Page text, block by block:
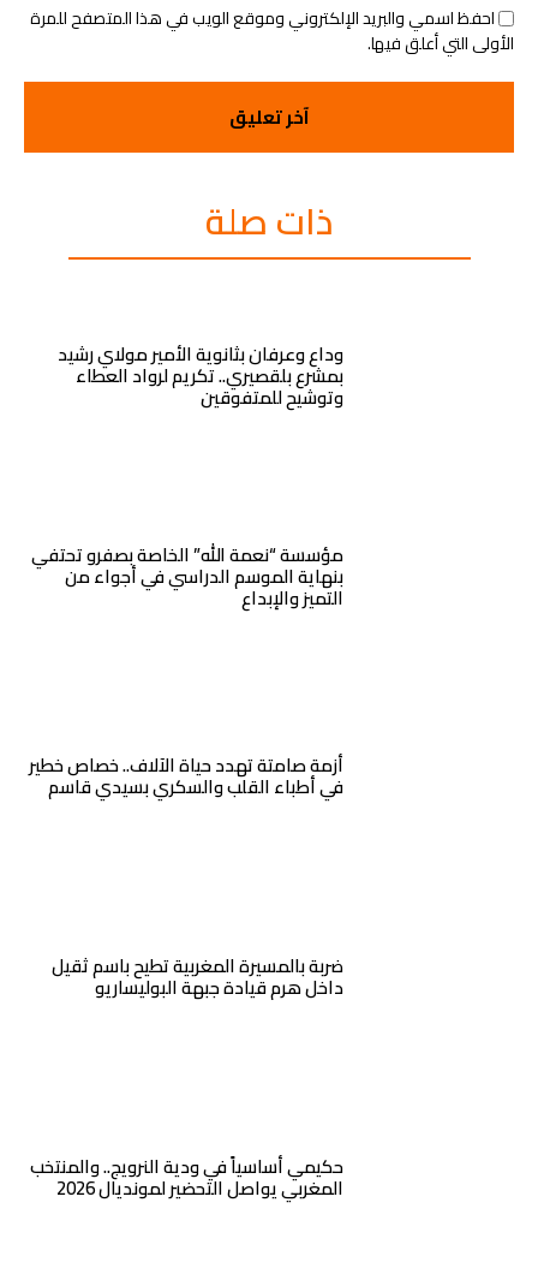
احفظ اسمي والبريد الإلكتروني وموقع الويب في هذا المتصفح للمرة
الأولى التي أعلق فيها.
ذات صلة
وداع وعرفان بثانوية الأمير مولاي رشيد
بمشرع بلقصيري.. تكريم لرواد العطاء
وتوشيح للمتفوقين
مؤسسة “نعمة الله” الخاصة بصفرو تحتفي
بنهاية الموسم الدراسي في أجواء من
التميز والإبداع
أزمة صامتة تهدد حياة الآلاف.. خصاص خطير
في أطباء القلب والسكري بسيدي قاسم
ضربة بالمسيرة المغربية تطيح باسم ثقيل
داخل هرم قيادة جبهة البوليساريو
حكيمي أساسياً في ودية النرويج.. والمنتخب
المغربي يواصل التحضير لمونديال 2026